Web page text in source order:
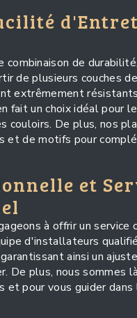
combinaison de
de plusieurs couches
extrêmement
fait un choix idéal pour
couloirs. De plus, nos
et de motifs pour
et
à offrir un
d'installateurs
ainsi un
De plus, nous sommes
pour vous guider dans